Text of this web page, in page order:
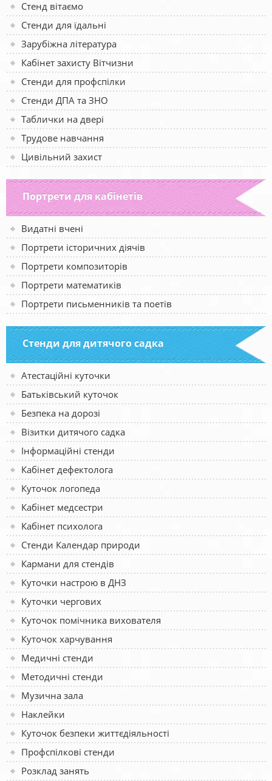
Стенд вітаємо
Стенди для їдальні
Зарубіжна література
Кабінет захисту Вітчизни
Стенди для профспілки
Стенди ДПА та ЗНО
Таблички на двері
Трудове навчання
Цивільний захист
Портрети для кабінетів
Видатні вчені
Портрети історичних діячів
Портрети композиторів
Портрети математиків
Портрети письменників та поетів
Стенди для дитячого садка
Атестаційні куточки
Батьківський куточок
Безпека на дорозі
Візитки дитячого садка
Інформаційні стенди
Кабінет дефектолога
Куточок логопеда
Кабінет медсестри
Кабінет психолога
Стенди Календар природи
Кармани для стендів
Куточки настрою в ДНЗ
Куточки чергових
Куточок помічника вихователя
Куточок харчування
Медичні стенди
Методичні стенди
Музична зала
Наклейки
Куточок безпеки життєдіяльності
Профспілкові стенди
Розклад занять